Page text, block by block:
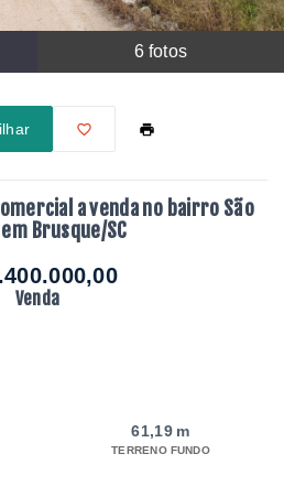
6 fotos
a venda no bairro São
Brusque/SC
Venda
61,19 m
TERRENO FUNDO